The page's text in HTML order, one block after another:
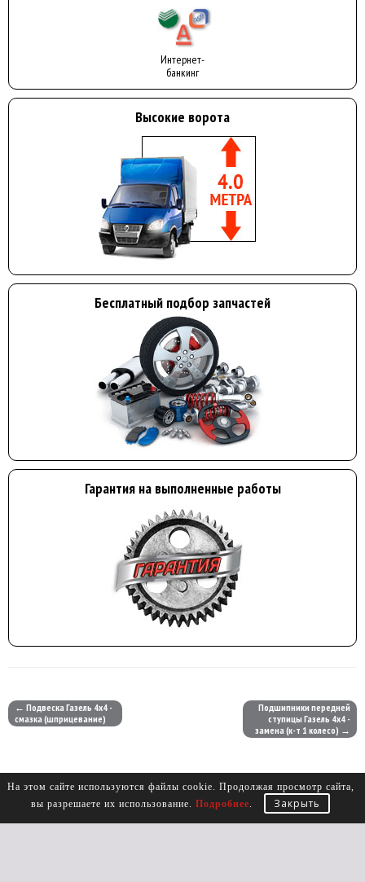
Интернет-
банкинг
Высокие ворота
Бесплатный подбор запчастей
Гарантия на выполненные работы
← Подвеска Газель 4х4 -
смазка (шприцевание)
Подшипники передней
ступицы Газель 4х4 -
замена (к-т 1 колесо) →
На этом сайте используются файлы cookie. Продолжая просмотр сайта,
вы разрешаете их использование. Подробнее. Закрыть